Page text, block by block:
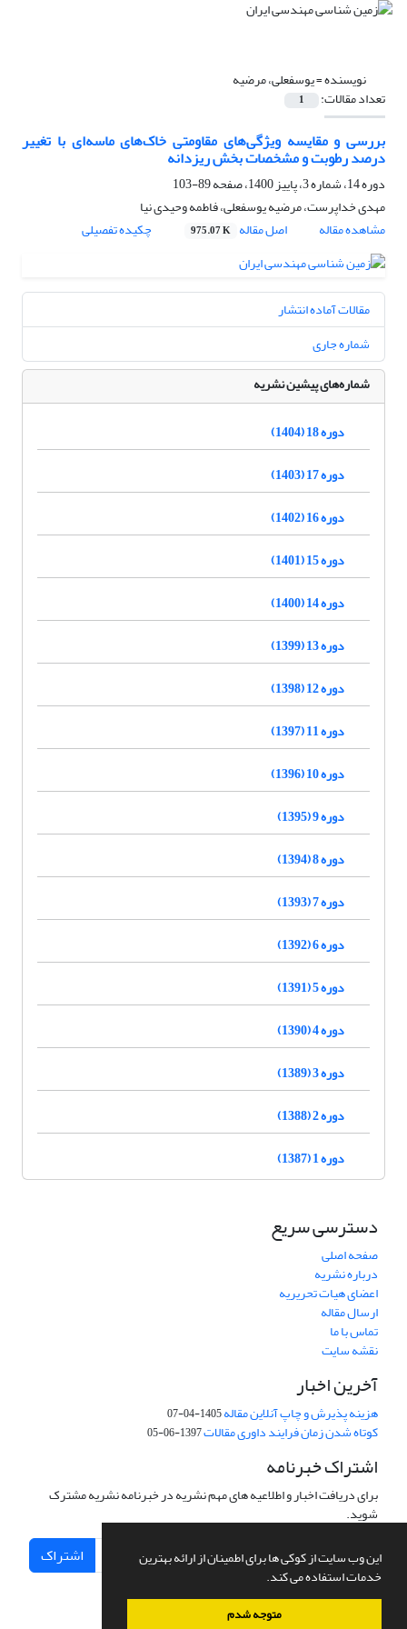
این وب سایت از کوکی ها برای اطمینان از ارائه بهترین
خدمات استفاده می کند.
متوجه شدم
نویسنده =یوسفعلی، مرضیه
تعداد مقالات: 1
بررسی و مقایسه ویژگی‌های مقاومتی خاک‌های ماسه‌ای با تغییر
درصد رطوبت و مشخصات بخش ریزدانه
دوره 14، شماره 3، پاییز 1400، صفحه
89-103
مهدی خداپرست، مرضیه یوسفعلی، فاطمه وحیدی نیا
مشاهده مقاله
اصل مقاله 975.07 K چکیده تفصیلی
مقالات آماده انتشار
شماره جاری
شماره‌های پیشین نشریه
دوره 18 (1404)
دوره 17 (1403)
دوره 16 (1402)
دوره 15 (1401)
دوره 14 (1400)
دوره 13 (1399)
دوره 12 (1398)
دوره 11 (1397)
دوره 10 (1396)
دوره 9 (1395)
دوره 8 (1394)
دوره 7 (1393)
دوره 6 (1392)
دوره 5 (1391)
دوره 4 (1390)
دوره 3 (1389)
دوره 2 (1388)
دوره 1 (1387)
دسترسی سریع
صفحه اصلی
درباره نشریه
اعضای هیات تحریریه
ارسال مقاله
تماس با ما
نقشه سایت
آخرین اخبار
هزینه پذیرش و چاپ آنلاین مقاله1405-04-07
کوتاه شدن زمان فرایند داوری مقالات1397-06-05
اشتراک خبرنامه
برای دریافت اخبار و اطلاعیه های مهم نشریه در خبرنامه نشریه مشترک
شوید.
اشتراک